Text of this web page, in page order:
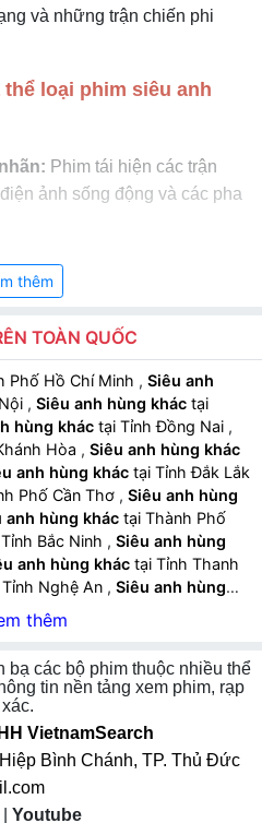
và những trận chiến phi
loại phim siêu anh
Phim tái hiện các trận
ảnh sống động và các pha
nhân vật:
năng lực độc đáo, kỹ năng
tạo:Thành phố, căn cứ,
môi trường giả tưởng được
sống động:Nhạc nền hùng
và kỹ xảo điện ảnh giúp tăng
nhãn.
thêm
TOÀN QUỐC
Phố Hồ Chí Minh , Siêu anh
, Siêu anh hùng khác tại
hùng khác tại Tỉnh Đồng Nai ,
Hòa , Siêu anh hùng khác
anh hùng khác tại Tỉnh Đắk Lắk
Phố Cần Thơ , Siêu anh hùng
anh hùng khác tại Thành Phố
Bắc Ninh , Siêu anh hùng
anh hùng khác tại Tỉnh Thanh
Nghệ An , Siêu anh hùng
hùng khác
Giang,
khác tại Tỉnh Thái Nguyên,
Siêu
,Siêu anh hùng kháctại Tỉnh
tại Tỉnh Cà Mau
Siêu anh
,Siêu anh hùng khác
tại Tỉnh Phú Thọ
Siêu anh
Siêu anh hùng khác tại Tỉnh Đồng
Tỉnh Quảng Trị
hùng khác
bạ các bộ phim thuộc nhiều thể
tin nền tảng xem phim, rạp
VietnamSearch
Bình Chánh, TP. Thủ Đức
Youtube